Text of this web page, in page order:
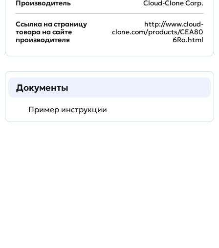
Производитель Cloud-Clone Corp.
Ссылка на страницу
товара на сайте
производителя
http://www.cloud-
clone.com/products/CEA80
6Ra.html
Документы
Пример инструкции